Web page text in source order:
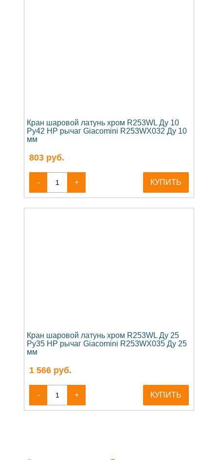
Кран шаровой латунь хром R253WL Ду 10
Ру42 НР рычаг Giacomini R253WX032 Ду 10
мм
803 руб.
- + КУПИТЬ
Кран шаровой латунь хром R253WL Ду 25
Ру35 НР рычаг Giacomini R253WX035 Ду 25
мм
1 566 руб.
- + КУПИТЬ